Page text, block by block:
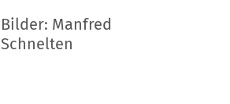
Bilder: Manfred
Schnelten